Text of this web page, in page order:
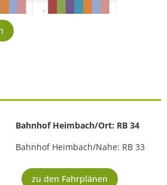
Bahnhof Heimbach/Ort: RB 34
Bahnhof Heimbach/Nahe: RB 33
zu den Fahrplänen